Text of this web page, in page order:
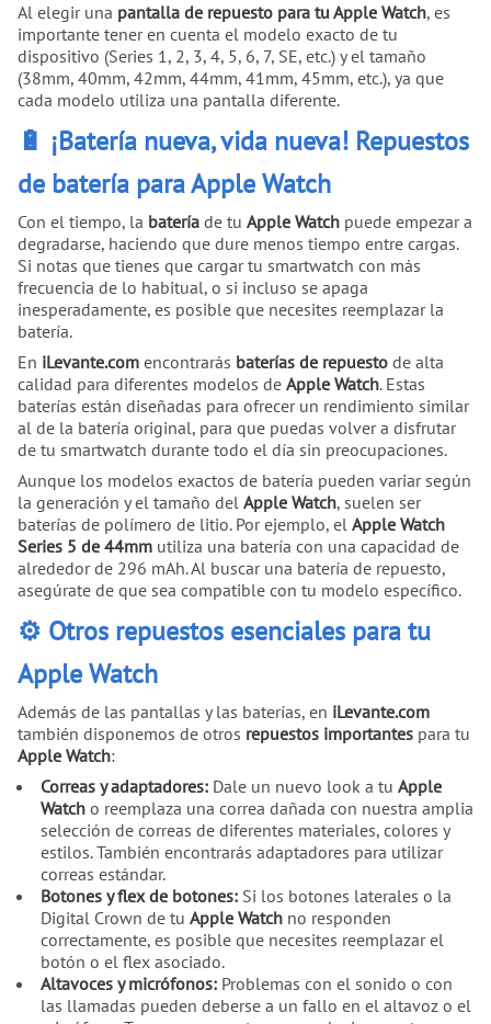
Al elegir una pantalla de repuesto para tu Apple Watch, es
importante tener en cuenta el modelo exacto de tu
dispositivo (Series 1, 2, 3, 4, 5, 6, 7, SE, etc.) y el tamaño
(38mm, 40mm, 42mm, 44mm, 41mm, 45mm, etc.), ya que
cada modelo utiliza una pantalla diferente.
🔋 ¡Batería nueva, vida nueva! Repuestos
de batería para Apple Watch
Con el tiempo, la batería de tu Apple Watch puede empezar a
degradarse, haciendo que dure menos tiempo entre cargas.
Si notas que tienes que cargar tu smartwatch con más
frecuencia de lo habitual, o si incluso se apaga
inesperadamente, es posible que necesites reemplazar la
batería.
En iLevante.com encontrarás baterías de repuesto de alta
calidad para diferentes modelos de Apple Watch. Estas
baterías están diseñadas para ofrecer un rendimiento similar
al de la batería original, para que puedas volver a disfrutar
de tu smartwatch durante todo el día sin preocupaciones.
Aunque los modelos exactos de batería pueden variar según
la generación y el tamaño del Apple Watch, suelen ser
baterías de polímero de litio. Por ejemplo, el Apple Watch
Series 5 de 44mm utiliza una batería con una capacidad de
alrededor de 296 mAh. Al buscar una batería de repuesto,
asegúrate de que sea compatible con tu modelo específico.
⚙️ Otros repuestos esenciales para tu
Apple Watch
Además de las pantallas y las baterías, en iLevante.com
también disponemos de otros repuestos importantes para tu
Apple Watch:
Correas y adaptadores:Dale un nuevo look a tu Apple
Watcho reemplaza una correa dañada con nuestra amplia
selección de correas de diferentes materiales, colores y
estilos. También encontrarás adaptadores para utilizar
correas estándar.
Botones y flex de botones:Si los botones laterales o la
Digital Crown de tu Apple Watchno responden
correctamente, es posible que necesites reemplazar el
botón o el flex asociado.
Altavoces y micrófonos:Problemas con el sonido o con
las llamadas pueden deberse a un fallo en el altavoz o el